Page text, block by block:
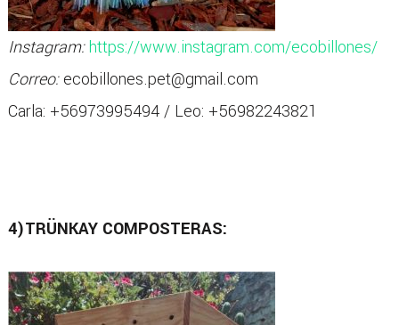
Instagram:https://www.instagram.com/ecobillones/
Correo:ecobillones.pet@gmail.com
Carla: +56973995494 / Leo: +56982243821
4)TRÜNKAY COMPOSTERAS: